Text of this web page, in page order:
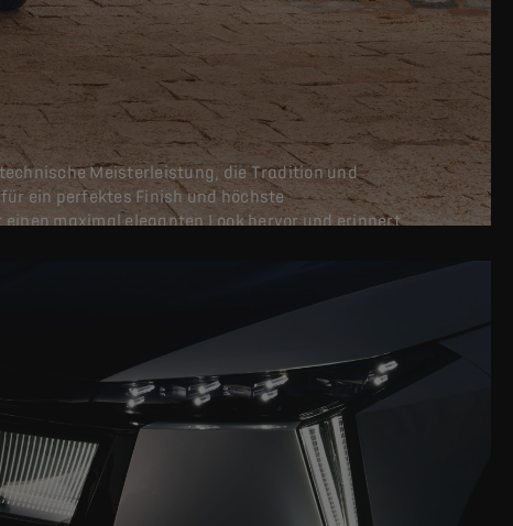
Meisterleistung, die Tradition und
ein perfektes Finish und höchste
maximal eleganten Look hervor und erinnert